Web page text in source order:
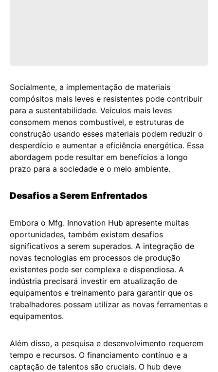
Socialmente, a implementação de materiais
compósitos mais leves e resistentes pode contribuir
para a sustentabilidade. Veículos mais leves
consomem menos combustível, e estruturas de
construção usando esses materiais podem reduzir o
desperdício e aumentar a eficiência energética. Essa
abordagem pode resultar em benefícios a longo
prazo para a sociedade e o meio ambiente.
Desafios a Serem Enfrentados
Embora o Mfg. Innovation Hub apresente muitas
oportunidades, também existem desafios
significativos a serem superados. A integração de
novas tecnologias em processos de produção
existentes pode ser complexa e dispendiosa. A
indústria precisará investir em atualização de
equipamentos e treinamento para garantir que os
trabalhadores possam utilizar as novas ferramentas e
equipamentos.
Além disso, a pesquisa e desenvolvimento requerem
tempo e recursos. O financiamento contínuo e a
captação de talentos são cruciais. O hub deve